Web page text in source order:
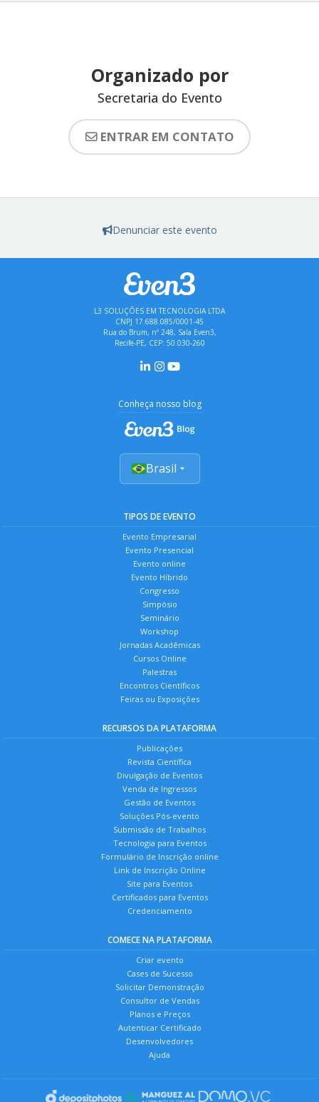
Organizado por
Secretaria do Evento
ENTRAR EM CONTATO
Denunciar este evento
L3 SOLUÇÕES EM TECNOLOGIA LTDA
CNPJ 17.688.085/0001-45
Rua do Brum, nº 248, Sala Even3,
Recife-PE, CEP: 50.030-260
Conheça nosso blog
Brasil
TIPOS DE EVENTO
Evento Empresarial
Evento Presencial
Evento online
Evento Híbrido
Congresso
Simpósio
Seminário
Workshop
Jornadas Acadêmicas
Cursos Online
Palestras
Encontros Científicos
Feiras ou Exposições
RECURSOS DA PLATAFORMA
Publicações
Revista Científica
Divulgação de Eventos
Venda de Ingressos
Gestão de Eventos
Soluções Pós-evento
Submissão de Trabalhos
Tecnologia para Eventos
Formulário de Inscrição online
Link de Inscrição Online
Site para Eventos
Certificados para Eventos
Credenciamento
COMECE NA PLATAFORMA
Criar evento
Cases de Sucesso
Solicitar Demonstração
Consultor de Vendas
Planos e Preços
Autenticar Certificado
Desenvolvedores
Ajuda